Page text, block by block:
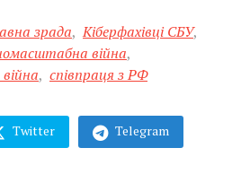
зрада, Кіберфахівці СБУ,
війна,
, співпраця з РФ
Twitter Telegram